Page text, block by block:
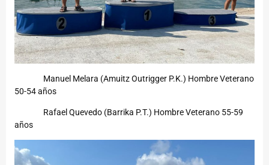
Manuel Melara (Amuitz Outrigger P.K.) Hombre Veterano
50-54 años
Rafael Quevedo (Barrika P.T.) Hombre Veterano 55-59
años